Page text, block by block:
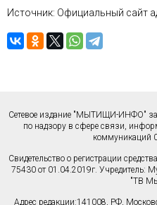
Источник: Официальный сайт
Сетевое издание "МЫТИЩИ-ИНФО"
по надзору в сфере связи,
коммуникаций
Свидетельство о регистрации
75430 от 01.04.2019г. Учредитель:
"ТВ
Адрес редакции:141008, РФ,